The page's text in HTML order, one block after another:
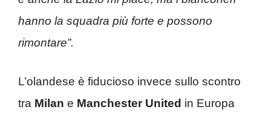
hanno la squadra più forte e possono
rimontare”.
L’olandese è fiducioso invece sullo scontro
tra Milan e Manchester United in Europa